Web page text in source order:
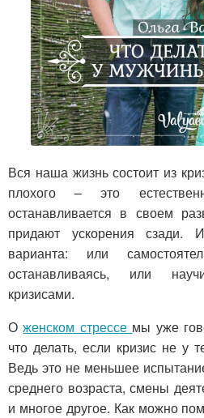
Вся наша жизнь состоит из
плохого – это
останавливается в своем
придают ускорения сзади.
варианта: или
останавливаясь, или
кризисами.
Оженском стрессе мы уже
что делать, если кризис не у
Ведь это не меньшее
среднего возраста, смены
и многое другое. Как можно